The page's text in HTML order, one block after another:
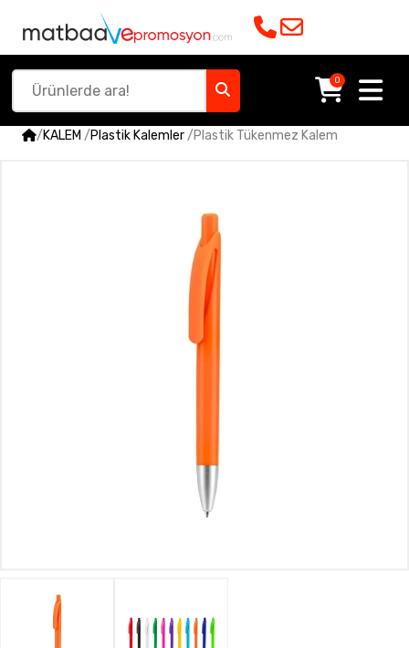
0
/KALEM /Plastik Kalemler/Plastik Tükenmez Kalem